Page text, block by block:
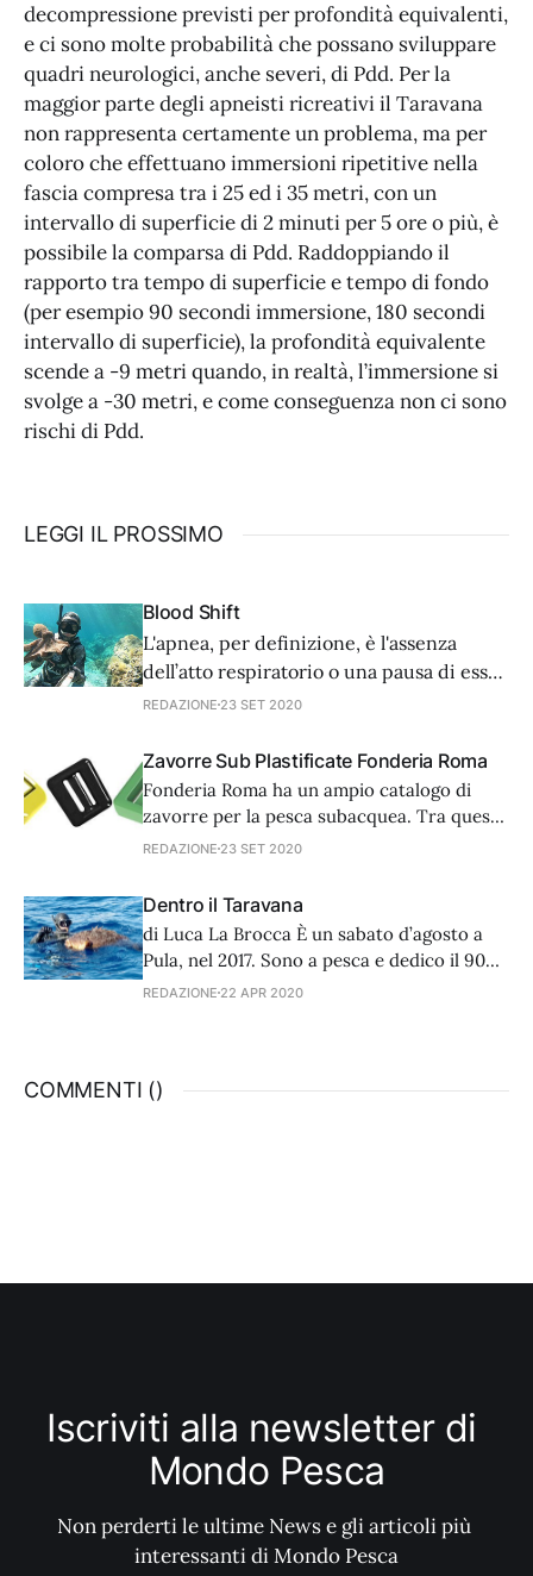
decompressione previsti per profondità equivalenti,
e ci sono molte probabilità che possano sviluppare
quadri neurologici, anche severi, di Pdd. Per la
maggior parte degli apneisti ricreativi il Taravana
non rappresenta certamente un problema, ma per
coloro che effettuano immersioni ripetitive nella
fascia compresa tra i 25 ed i 35 metri, con un
intervallo di superficie di 2 minuti per 5 ore o più, è
possibile la comparsa di Pdd. Raddoppiando il
rapporto tra tempo di superficie e tempo di fondo
(per esempio 90 secondi immersione, 180 secondi
intervallo di superficie), la profondità equivalente
scende a -9 metri quando, in realtà, l’immersione si
svolge a -30 metri, e come conseguenza non ci sono
rischi di Pdd.
LEGGI IL PROSSIMO
Blood Shift
L'apnea, per definizione, è l'assenza
dell’atto respiratorio o una pausa di esso
per un determinato lasso di tempo.
respirazione, ma ovviamente non lo
scambio gassoso; si ha quindi una
progressiva riduzione della
concentrazione di ossigeno nell'aria
REDAZIONE 23 SET 2020
Zavorre Sub Plastificate Fonderia Roma
Fonderia Roma ha un ampio catalogo di
zavorre per la pesca subacquea. Tra queste
i pesi plastificati, oltre ad essere anatomici
strato plastificato che rende ancor più
liscia la superficie e non permette all’acqua
di mare di “aggredire” il piombo. Le
REDAZIONE 23 SET 2020
Dentro il Taravana
di Luca La Brocca È un sabato d’agosto a
Pula, nel 2017. Sono a pesca e dedico il 90%
del tempo passato in acqua alla ricerca di
REDAZIONE 22 APR 2020
COMMENTI ()
Iscriviti alla newsletter di
Mondo Pesca
Non perderti le ultime News e gli articoli più
interessanti di Mondo Pesca